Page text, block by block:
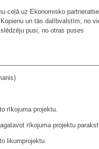
ceļā uz Ekonomisko
un tās dalībvalstīm, no
pusi, no otras puses
rīkojuma projektu.
rīkojuma projektu
likumprojektu.